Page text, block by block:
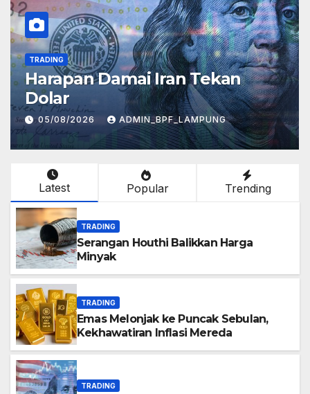
TRADING
Harapan Damai Iran Tekan
Dolar
05/08/2026 ADMIN_BPF_LAMPUNG
Latest Popular Trending
TRADING
Serangan Houthi Balikkan Harga
Minyak
TRADING
Emas Melonjak ke Puncak Sebulan,
Kekhawatiran Inflasi Mereda
TRADING